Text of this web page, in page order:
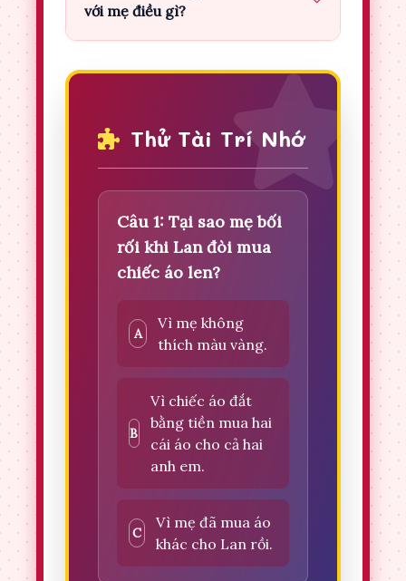
với mẹ điều gì?
Thử Tài Trí Nhớ
Câu 1: Tại sao mẹ bối
rối khi Lan đòi mua
chiếc áo len?
A
Vì mẹ không
thích màu vàng.
B
Vì chiếc áo đắt
bằng tiền mua hai
cái áo cho cả hai
anh em.
C
Vì mẹ đã mua áo
khác cho Lan rồi.